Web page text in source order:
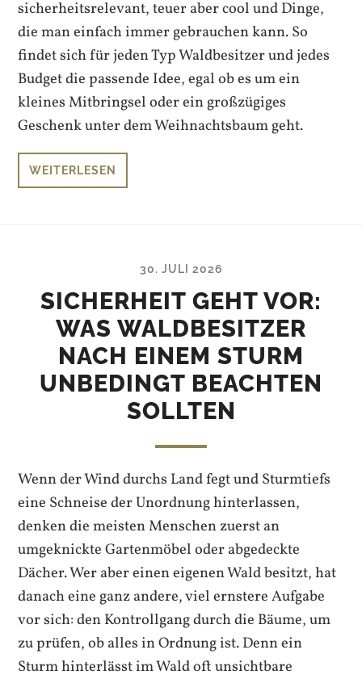
sicherheitsrelevant, teuer aber cool und Dinge,
die man einfach immer gebrauchen kann. So
findet sich für jeden Typ Waldbesitzer und jedes
Budget die passende Idee, egal ob es um ein
kleines Mitbringsel oder ein großzügiges
Geschenk unter dem Weihnachtsbaum geht.
WEITERLESEN
30. JULI 2026
SICHERHEIT GEHT VOR:
WAS WALDBESITZER
NACH EINEM STURM
UNBEDINGT BEACHTEN
SOLLTEN
Wenn der Wind durchs Land fegt und Sturmtiefs
eine Schneise der Unordnung hinterlassen,
denken die meisten Menschen zuerst an
umgeknickte Gartenmöbel oder abgedeckte
Dächer. Wer aber einen eigenen Wald besitzt, hat
danach eine ganz andere, viel ernstere Aufgabe
vor sich: den Kontrollgang durch die Bäume, um
zu prüfen, ob alles in Ordnung ist. Denn ein
Sturm hinterlässt im Wald oft unsichtbare